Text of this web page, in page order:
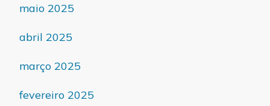
maio 2025
abril 2025
março 2025
fevereiro 2025